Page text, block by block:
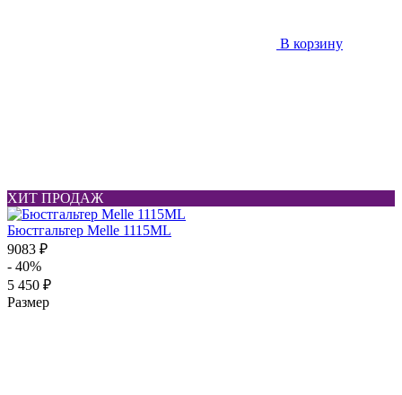
В корзину
ХИТ ПРОДАЖ
Бюстгальтер Melle 1115ML
9083 ₽
- 40%
5 450 ₽
Размер